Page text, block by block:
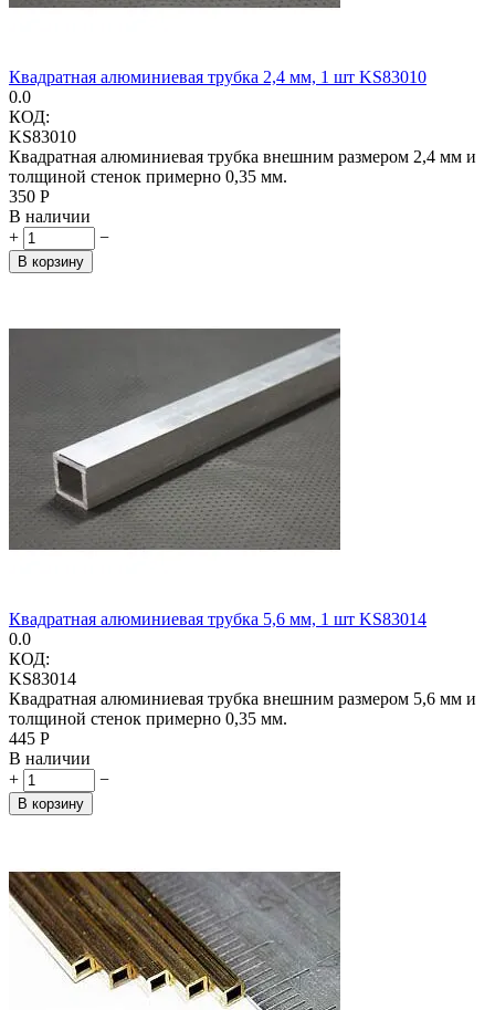
Квадратная алюминиевая трубка 2,4 мм, 1 шт KS83010
0.0
КОД:
KS83010
Квадратная алюминиевая трубка внешним размером 2,4 мм и
толщиной стенок примерно 0,35 мм.
‍350‍ Р
В наличии
+
−
В корзину
Квадратная алюминиевая трубка 5,6 мм, 1 шт KS83014
0.0
КОД:
KS83014
Квадратная алюминиевая трубка внешним размером 5,6 мм и
толщиной стенок примерно 0,35 мм.
‍445‍ Р
В наличии
+
−
В корзину